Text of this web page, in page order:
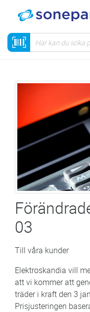
03
Till våra kunder
Elektroskandia vill
att vi kommer att
träder i kraft den 3
Prisjusteringen